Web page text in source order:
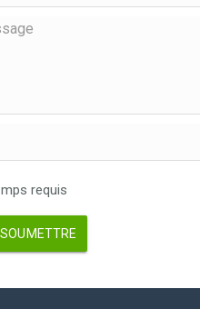
requis
SOUMETTRE